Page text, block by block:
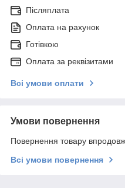
Післяплата
Оплата на рахунок
Готівкою
Оплата за реквізитами
Всі умови оплати
Умови повернення
Повернення товару
Всі умови повернення